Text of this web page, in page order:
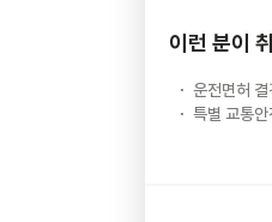
이런 분이
운전면허
특별 교통